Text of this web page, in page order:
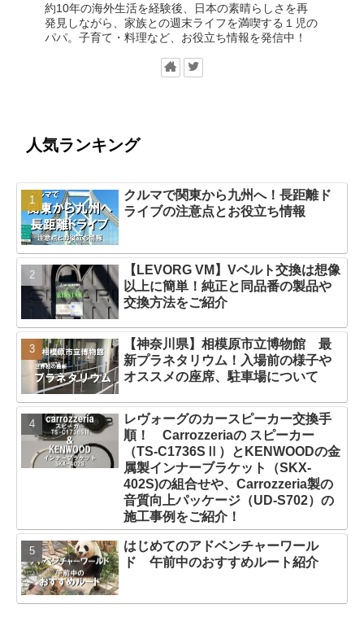
約10年の海外生活を経験後、日本の素晴らしさを再
発見しながら、家族との週末ライフを満喫する１児の
パパ。子育て・料理など、お役立ち情報を発信中！
人気ランキング
クルマで関東から九州へ！長距離ド
ライブの注意点とお役立ち情報
【LEVORG VM】Vベルト交換は想像
以上に簡単！純正と同品番の製品や
交換方法をご紹介
【神奈川県】相模原市立博物館 最
新プラネタリウム！入場前の様子や
オススメの座席、駐車場について
レヴォーグのカースピーカー交換手
順！ Carrozzeriaの スピーカー
（TS-C1736SⅡ）とKENWOODの金
属製インナーブラケット（SKX-
402S)の組合せや、Carrozzeria製の
音質向上パッケージ（UD-S702）の
施工事例をご紹介！
はじめてのアドベンチャーワール
ド 午前中のおすすめルート紹介